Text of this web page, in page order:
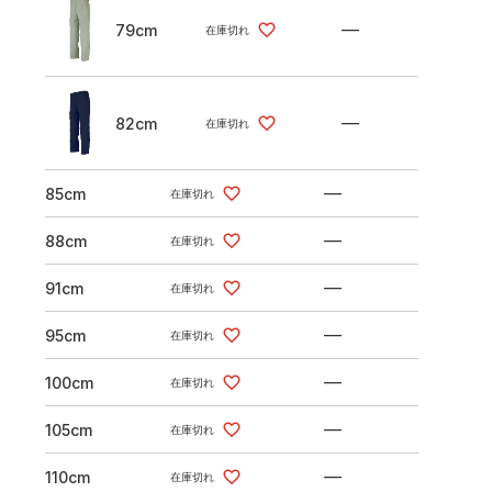
79cm 在庫切れ —
82cm 在庫切れ —
85cm 在庫切れ —
88cm 在庫切れ —
91cm 在庫切れ —
95cm 在庫切れ —
100cm 在庫切れ —
105cm 在庫切れ —
110cm 在庫切れ —